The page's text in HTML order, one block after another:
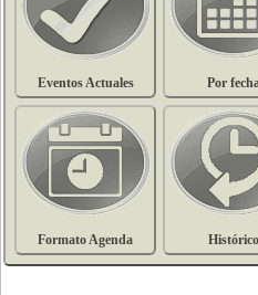
Eventos Actuales Por
Formato Agenda Histórico